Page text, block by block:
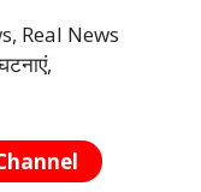
Real News